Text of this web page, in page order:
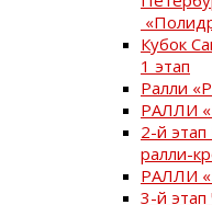
Кубок
1 этап
Ралли
РАЛЛИ
2-й
ралли-
РАЛЛИ
3-й